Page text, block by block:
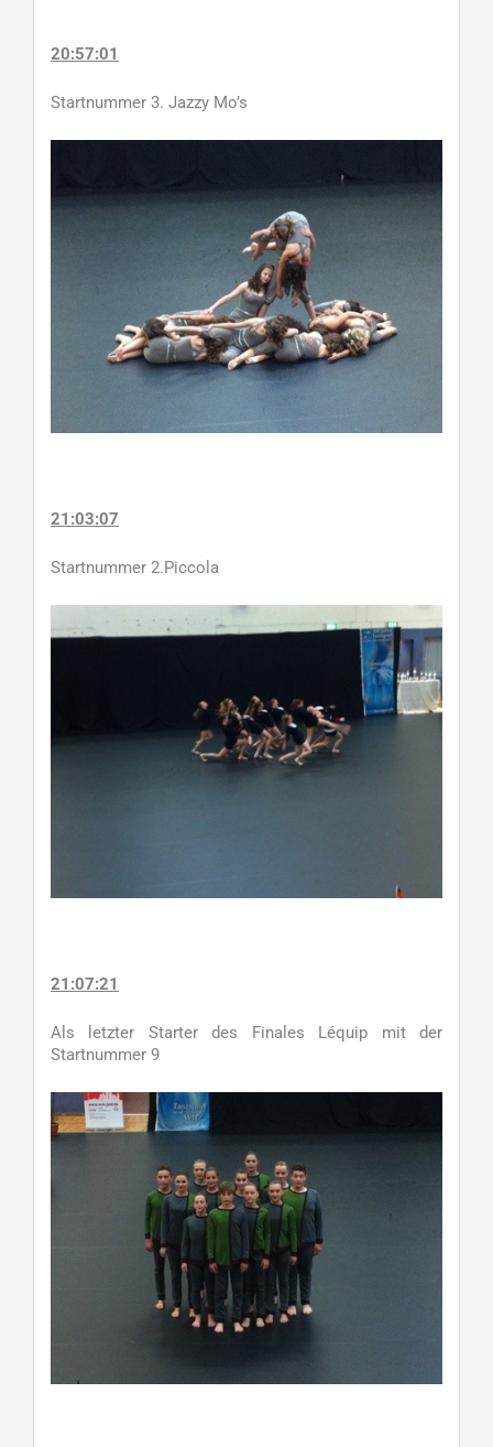
20:57:01
Startnummer 3. Jazzy Mo’s
21:03:07
Startnummer 2.Piccola
21:07:21
Als letzter Starter des Finales Léquip mit der
Startnummer 9